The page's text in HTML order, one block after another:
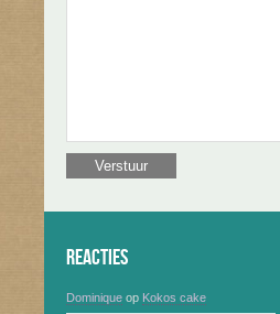
Reacties
Dominique op Kokos cake